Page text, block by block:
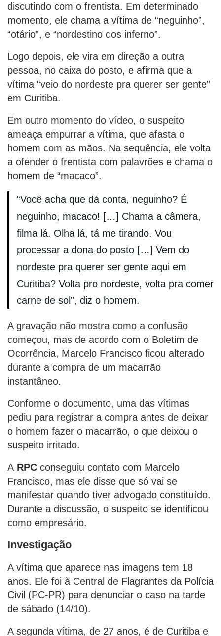
discutindo com o frentista. Em determinado
momento, ele chama a vítima de “neguinho”,
“otário”, e “nordestino dos inferno”.
Logo depois, ele vira em direção a outra
pessoa, no caixa do posto, e afirma que a
vítima “veio do nordeste pra querer ser gente”
em Curitiba.
Em outro momento do vídeo, o suspeito
ameaça empurrar a vítima, que afasta o
homem com as mãos. Na sequência, ele volta
a ofender o frentista com palavrões e chama o
homem de “macaco”.
“Você acha que dá conta, neguinho? É
neguinho, macaco! […] Chama a câmera,
filma lá. Olha lá, tá me tirando. Vou
processar a dona do posto […] Vem do
nordeste pra querer ser gente aqui em
Curitiba? Volta pro nordeste, volta pra comer
carne de sol”, diz o homem.
A gravação não mostra como a confusão
começou, mas de acordo com o Boletim de
Ocorrência, Marcelo Francisco ficou alterado
durante a compra de um macarrão
instantâneo.
Conforme o documento, uma das vítimas
pediu para registrar a compra antes de deixar
o homem fazer o macarrão, o que deixou o
suspeito irritado.
A RPC conseguiu contato com Marcelo
Francisco, mas ele disse que só vai se
manifestar quando tiver advogado constituído.
Durante a discussão, o suspeito se identificou
como empresário.
Investigação
A vítima que aparece nas imagens tem 18
anos. Ele foi à Central de Flagrantes da Polícia
Civil (PC-PR) para denunciar o caso na tarde
de sábado (14/10).
A segunda vítima, de 27 anos, é de Curitiba e